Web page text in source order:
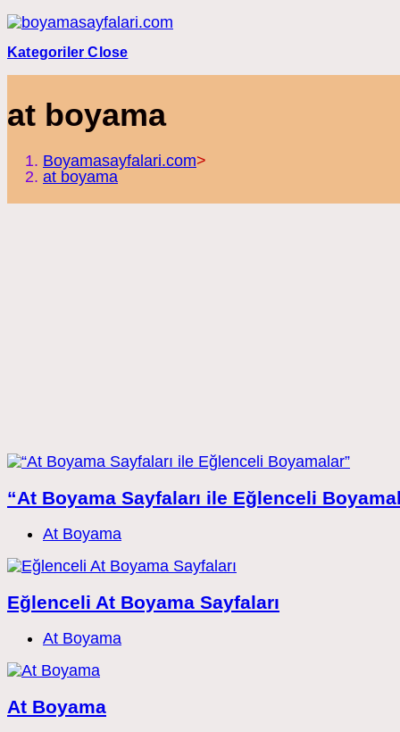
Skip
to
content
Kategoriler Close
at boyama
Boyamasayfalari.com>
at boyama
“At Boyama Sayfaları ile Eğlenceli
Post
At Boyama
Eğlenceli At Boyama Sayfaları
Post
At Boyama
At Boyama